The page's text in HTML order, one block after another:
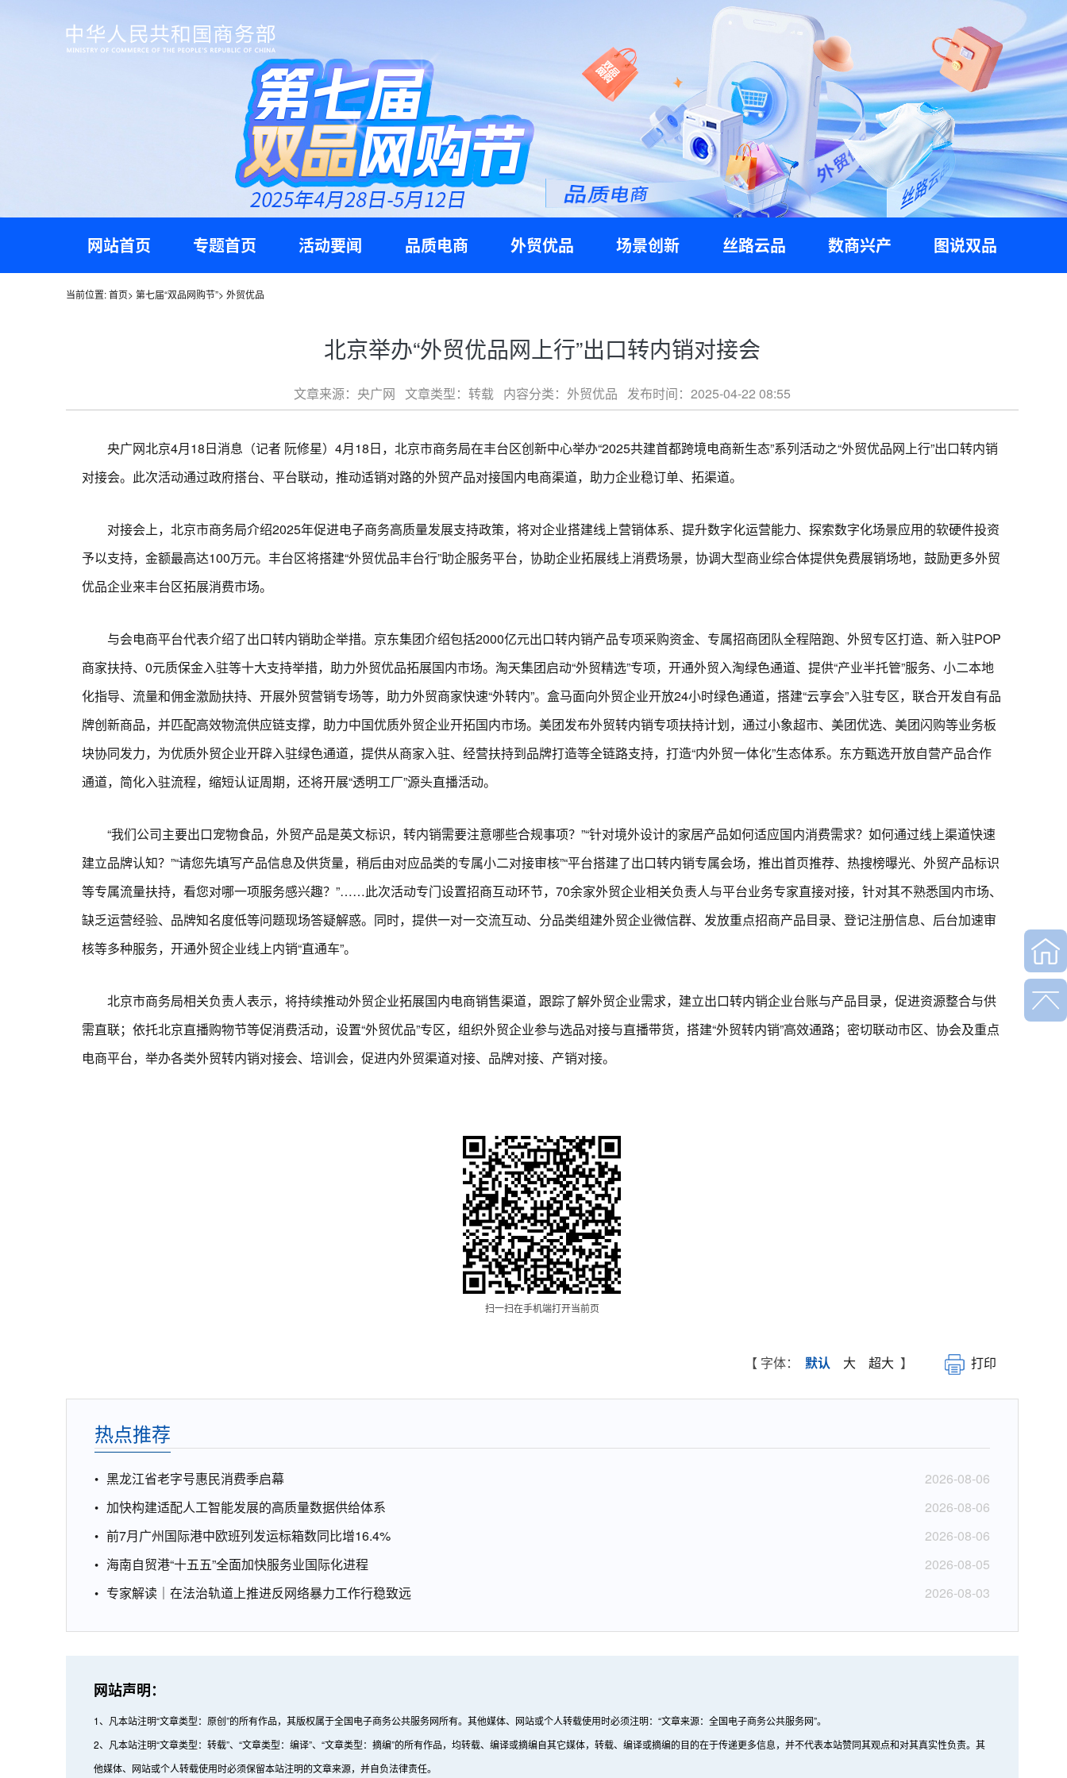
网站首页 专题首页 活动要闻 品质电商 外贸优品 场景创新 丝路云品 数商兴产 图说双品
当前位置:首页> 第七届“双品网购节”> 外贸优品
北京举办“外贸优品网上行”出口转内销对接会
文章来源：央广网 文章类型：转载 内容分类：外贸优品 发布时间：2025-04-22 08:55
央广网北京4月18日消息（记者 阮修星）4月18日，北京市商务局在丰台区创新中心举办“2025共建首都跨境电商新生态”系列活动之“外贸优品网上行”出口转内销
对接会。此次活动通过政府搭台、平台联动，推动适销对路的外贸产品对接国内电商渠道，助力企业稳订单、拓渠道。
对接会上，北京市商务局介绍2025年促进电子商务高质量发展支持政策，将对企业搭建线上营销体系、提升数字化运营能力、探索数字化场景应用的软硬件投资
予以支持，金额最高达100万元。丰台区将搭建“外贸优品丰台行”助企服务平台，协助企业拓展线上消费场景，协调大型商业综合体提供免费展销场地，鼓励更多外贸
优品企业来丰台区拓展消费市场。
与会电商平台代表介绍了出口转内销助企举措。京东集团介绍包括2000亿元出口转内销产品专项采购资金、专属招商团队全程陪跑、外贸专区打造、新入驻POP
商家扶持、0元质保金入驻等十大支持举措，助力外贸优品拓展国内市场。淘天集团启动“外贸精选”专项，开通外贸入淘绿色通道、提供“产业半托管”服务、小二本地
化指导、流量和佣金激励扶持、开展外贸营销专场等，助力外贸商家快速“外转内”。盒马面向外贸企业开放24小时绿色通道，搭建“云享会”入驻专区，联合开发自有品
牌创新商品，并匹配高效物流供应链支撑，助力中国优质外贸企业开拓国内市场。美团发布外贸转内销专项扶持计划，通过小象超市、美团优选、美团闪购等业务板
块协同发力，为优质外贸企业开辟入驻绿色通道，提供从商家入驻、经营扶持到品牌打造等全链路支持，打造“内外贸一体化”生态体系。东方甄选开放自营产品合作
通道，简化入驻流程，缩短认证周期，还将开展“透明工厂”源头直播活动。
“我们公司主要出口宠物食品，外贸产品是英文标识，转内销需要注意哪些合规事项？”“针对境外设计的家居产品如何适应国内消费需求？如何通过线上渠道快速
建立品牌认知？”“请您先填写产品信息及供货量，稍后由对应品类的专属小二对接审核”“平台搭建了出口转内销专属会场，推出首页推荐、热搜榜曝光、外贸产品标识
等专属流量扶持，看您对哪一项服务感兴趣？”……此次活动专门设置招商互动环节，70余家外贸企业相关负责人与平台业务专家直接对接，针对其不熟悉国内市场、
缺乏运营经验、品牌知名度低等问题现场答疑解惑。同时，提供一对一交流互动、分品类组建外贸企业微信群、发放重点招商产品目录、登记注册信息、后台加速审
核等多种服务，开通外贸企业线上内销“直通车”。
北京市商务局相关负责人表示，将持续推动外贸企业拓展国内电商销售渠道，跟踪了解外贸企业需求，建立出口转内销企业台账与产品目录，促进资源整合与供
需直联；依托北京直播购物节等促消费活动，设置“外贸优品”专区，组织外贸企业参与选品对接与直播带货，搭建“外贸转内销”高效通路；密切联动市区、协会及重点
电商平台，举办各类外贸转内销对接会、培训会，促进内外贸渠道对接、品牌对接、产销对接。
扫一扫在手机端打开当前页
【 字体： 默认 大 超大 】 打印
热点推荐
黑龙江省老字号惠民消费季启幕
2026-08-06
加快构建适配人工智能发展的高质量数据供给体系
2026-08-06
前7月广州国际港中欧班列发运标箱数同比增16.4%
2026-08-06
海南自贸港“十五五”全面加快服务业国际化进程
2026-08-05
专家解读｜在法治轨道上推进反网络暴力工作行稳致远
2026-08-03
网站声明：
1、凡本站注明“文章类型：原创”的所有作品，其版权属于全国电子商务公共服务网所有。其他媒体、网站或个人转载使用时必须注明：“文章来源：全国电子商务公共服务网”。
2、凡本站注明“文章类型：转载”、“文章类型：编译”、“文章类型：摘编”的所有作品，均转载、编译或摘编自其它媒体，转载、编译或摘编的目的在于传递更多信息，并不代表本站赞同其观点和对其真实性负责。其
他媒体、网站或个人转载使用时必须保留本站注明的文章来源，并自负法律责任。